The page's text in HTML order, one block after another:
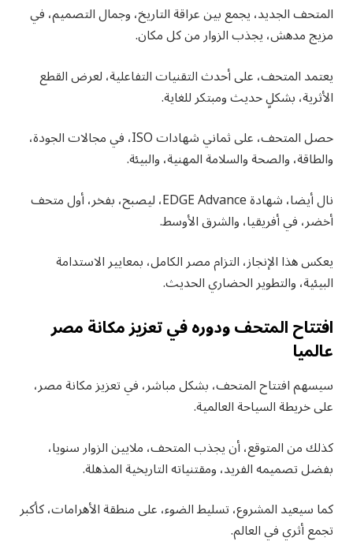
المتحف الجديد، يجمع بين عراقة التاريخ، وجمال التصميم، في
مزيج مدهش، يجذب الزوار من كل مكان.
يعتمد المتحف، على أحدث التقنيات التفاعلية، لعرض القطع
الأثرية، بشكلٍ حديث ومبتكر للغاية.
حصل المتحف، على ثماني شهادات ISO، في مجالات الجودة،
والطاقة، والصحة والسلامة المهنية، والبيئة.
نال أيضا، شهادة EDGE Advance، ليصبح، بفخر، أول متحف
أخضر، في أفريقيا، والشرق الأوسط.
يعكس هذا الإنجاز، التزام مصر الكامل، بمعايير الاستدامة
البيئية، والتطوير الحضاري الحديث.
افتتاح المتحف ودوره في تعزيز مكانة مصر
عالميا
سيسهم افتتاح المتحف، بشكل مباشر، في تعزيز مكانة مصر،
على خريطة السياحة العالمية.
كذلك من المتوقع، أن يجذب المتحف، ملايين الزوار سنويا،
بفضل تصميمه الفريد، ومقتنياته التاريخية المذهلة.
كما سيعيد المشروع، تسليط الضوء، على منطقة الأهرامات، كأكبر
تجمع أثري في العالم.